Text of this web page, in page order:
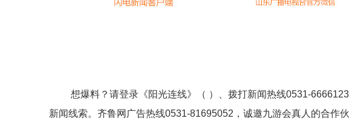
想爆料？请登录《阳光连线》（ ）、拨打新闻热线0531-
新闻线索。齐鲁网广告热线0531-81695052 ，诚邀九游会真人的合作伙